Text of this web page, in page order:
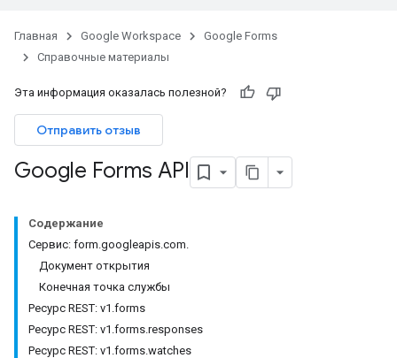
Главная Google Workspace
Google Forms
Справочные материалы
Эта информация оказалась полезной?
Отправить отзыв
Google Forms API
Содержание
Сервис: form.googleapis.com.
Документ открытия
Конечная точка службы
Ресурс REST: v1.forms
Ресурс REST: v1.forms.responses
Ресурс REST: v1.forms.watches